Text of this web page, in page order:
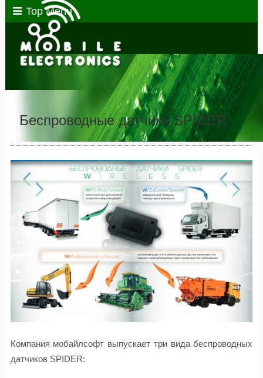
Top Menu
Беспроводные датчики SPIDER
Компания мобайлсофт выпускает три вида беспроводных
датчиков SPIDER: